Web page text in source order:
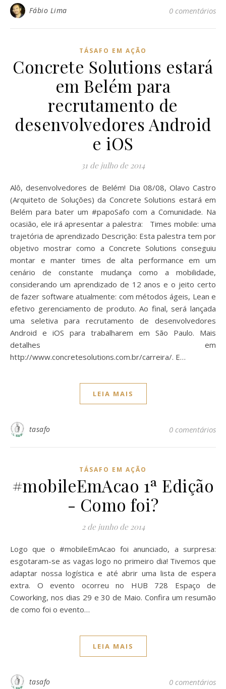
Fábio Lima 0 comentários
TÁSAFO EM AÇÃO
Concrete Solutions estará
em Belém para
recrutamento de
desenvolvedores Android
e iOS
31 de julho de 2014
Alô, desenvolvedores de Belém! Dia 08/08, Olavo Castro
(Arquiteto de Soluções) da Concrete Solutions estará em
Belém para bater um #papoSafo com a Comunidade. Na
ocasião, ele irá apresentar a palestra: Times mobile: uma
trajetória de aprendizado Descrição: Esta palestra tem por
objetivo mostrar como a Concrete Solutions conseguiu
montar e manter times de alta performance em um
cenário de constante mudança como a mobilidade,
considerando um aprendizado de 12 anos e o jeito certo
de fazer software atualmente: com métodos ágeis, Lean e
efetivo gerenciamento de produto. Ao final, será lançada
uma seletiva para recrutamento de desenvolvedores
Android e iOS para trabalharem em São Paulo. Mais
detalhes em
http://www.concretesolutions.com.br/carreira/. E…
LEIA MAIS
tasafo 0 comentários
TÁSAFO EM AÇÃO
#mobileEmAcao 1ª Edição
- Como foi?
2 de junho de 2014
Logo que o #mobileEmAcao foi anunciado, a surpresa:
esgotaram-se as vagas logo no primeiro dia! Tivemos que
adaptar nossa logística e até abrir uma lista de espera
extra. O evento ocorreu no HUB 728 Espaço de
Coworking, nos dias 29 e 30 de Maio. Confira um resumão
de como foi o evento…
LEIA MAIS
tasafo 0 comentários